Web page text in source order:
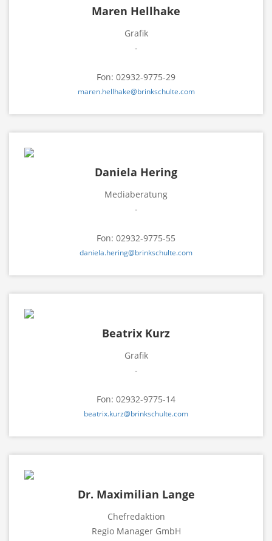
Maren Hellhake
Grafik
-
Fon: 02932-9775-29
maren.hellhake@brinkschulte.com
Daniela Hering
Mediaberatung
-
Fon: 02932-9775-55
daniela.hering@brinkschulte.com
Beatrix Kurz
Grafik
-
Fon: 02932-9775-14
beatrix.kurz@brinkschulte.com
Dr. Maximilian Lange
Chefredaktion
Regio Manager GmbH